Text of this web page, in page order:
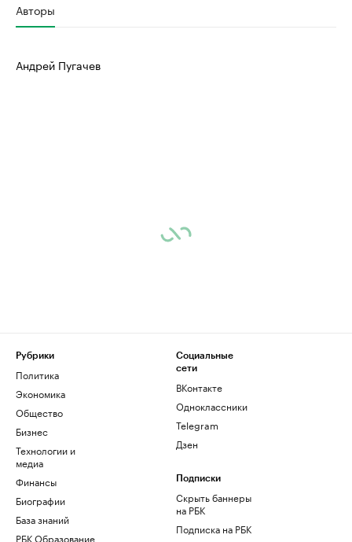
Авторы
Андрей Пугачев
Рубрики
Политика
Экономика
Общество
Бизнес
Технологии и
медиа
Финансы
Биографии
База знаний
РБК Образование
Социальные
сети
ВКонтакте
Одноклассники
Telegram
Дзен
Подписки
Скрыть баннеры
на РБК
Подписка на РБК